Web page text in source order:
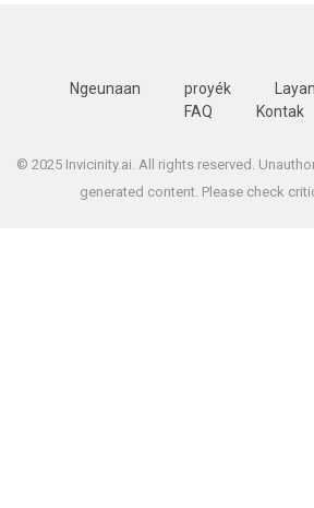
Ngeunaan proyék
FAQ
Kontak
© 2025 Invicinity.ai. All rights reserved.
generated content. Please check